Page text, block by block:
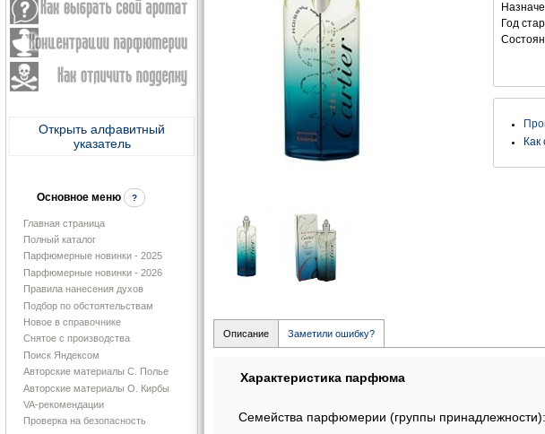
Открыть алфавитный
указатель
Основное меню ?
Главная страница
Полный каталог
Парфюмерные новинки - 2025
Парфюмерные новинки - 2026
Правила нанесения духов
Подбор по обстоятельствам
Новое в справочнике
Снятое с производства
Поиск Яндексом
Авторские материалы С. Полье
Авторские материалы О. Кирбы
VA-рекомендации
Проверка на безопасность
Год
Как
Описание Заметили ошибку?
Характеристика парфюма
Семейства парфюмерии (группы принадлежности):